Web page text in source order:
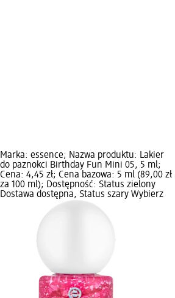
Marka: essence; Nazwa produktu: Lakier
do paznokci Birthday Fun Mini 05, 5 ml;
Cena: 4,45 zł; Cena bazowa: 5 ml (89,00 zł
za 100 ml); Dostępność: Status zielony
Dostawa dostępna, Status szary Wybierz